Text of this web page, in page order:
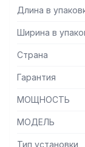
Длина в
Ширина в
Страна
Гарантия
МОЩНОСТЬ
МОДЕЛЬ
Тип установки